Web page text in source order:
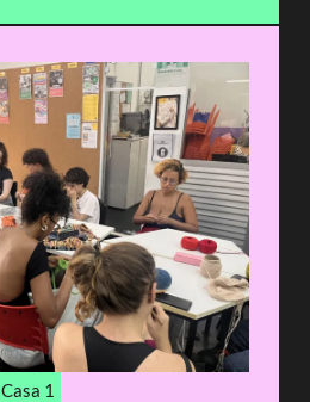
Casa 1